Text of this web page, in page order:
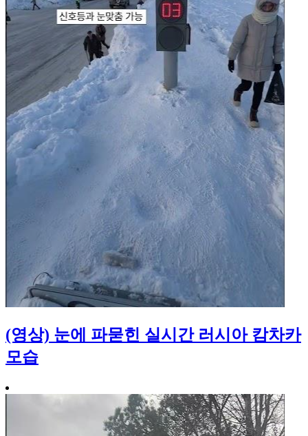
(영상) 눈에 파묻힌 실시간 러시아 캄차카
모습